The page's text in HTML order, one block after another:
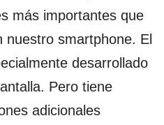
más importantes que
smartphone. El
desarrollado
Pero tiene
adicionales